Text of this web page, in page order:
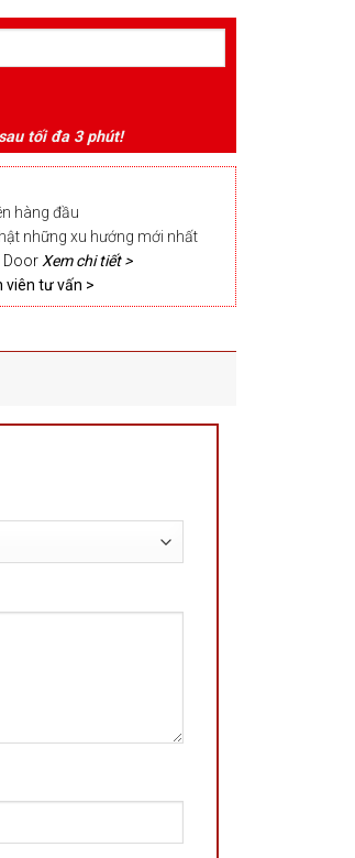
tối đa 3 phút!
hàng đầu
những xu hướng mới nhất
Door Xem chi tiết >
viên tư vấn >